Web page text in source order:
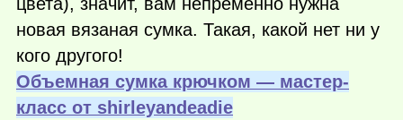
новая вязаная сумка. Такая, какой нет ни у
кого другого!
Объемная сумка крючком — мастер-
класс от shirleyandeadie